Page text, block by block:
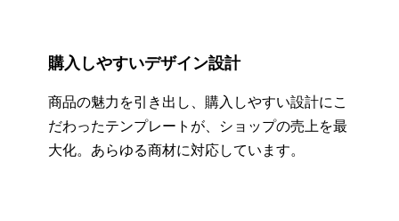
購入しやすいデザイン設計
商品の魅力を引き出し、購入しやすい設計にこ
だわったテンプレートが、ショップの売上を最
大化。あらゆる商材に対応しています。